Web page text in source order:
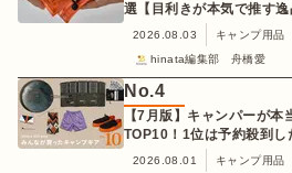
選【目利きが本気で推す逸
2026.08.03
キャンプ用品
hinata編集部 舟橋愛
No.4
【7月版】キャンパーが
TOP10！1位は予約殺到し
2026.08.01
キャンプ用品